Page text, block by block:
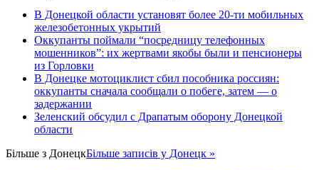
В Донецкой области установят более 20-ти мобильных
железобетонных укрытий
Оккупанты поймали “посредницу телефонных
мошенников”: их жертвами якобы были и пенсионеры
из Горловки
В Донецке мотоциклист сбил пособника россиян:
оккупанты сначала сообщали о побеге, затем — о
задержании
Зеленский обсудил с Драпатым оборону Донецкой
области
Більше з ДонецкБільше записів у Донецк »